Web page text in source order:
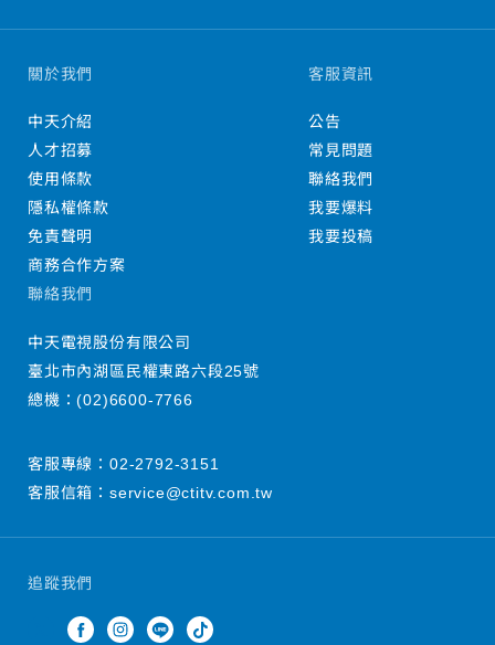
追蹤我們
關於我們
中天介紹
人才招募
使用條款
隱私權條款
免責聲明
商務合作方案
客服資訊
公告
常見問題
聯絡我們
我要爆料
我要投稿
聯絡我們
中天電視股份有限公司
臺北市內湖區民權東路六段25號
總機：(02)6600-7766
客服專線： 02-2792-3151
客服信箱： service@ctitv.com.tw